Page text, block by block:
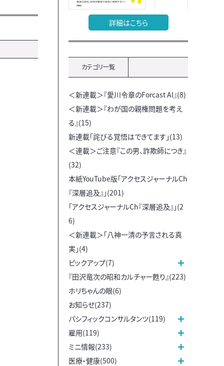
詳細はこちら
カテゴリ一覧
＜新連載＞『愛川令章のForcast AI』(8)
＜新連載＞『わが国の親権問題を考え
る』(15)
新連載「詫びる覚悟はできてます」(13)
＜連載＞ご注意『この男、詐欺師につき』
(32)
本紙YouTube版「アクセスジャーナルCh
『深層追及』」(201)
「アクセスジャーナルCh『深層追及』」(2
6)
＜新連載＞「八神一清の予言される真
実」(4)
ピックアップ(7)
『田沢竜次の昭和カルチャー甦り』(223)
ホリちゃんの眼(6)
お知らせ(237)
パシフィックコンサルタンツ(119)
雇用(119)
ミニ情報(233)
医療・健康(500)